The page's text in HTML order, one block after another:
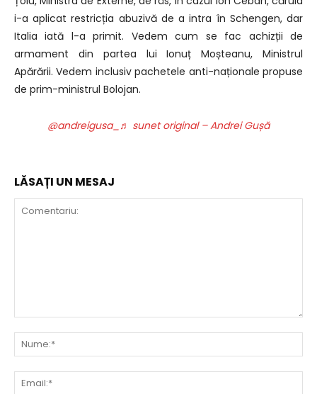
i-a aplicat restricția abuzivă de a intra în Schengen, dar
Italia iată l-a primit. Vedem cum se fac achizții de
armament din partea lui Ionuț Moșteanu, Ministrul
Apărării. Vedem inclusiv pachetele anti-naționale propuse
de prim-ministrul Bolojan.
@andreigusa_ ♬ sunet original – Andrei Gușă
LĂSAȚI UN MESAJ